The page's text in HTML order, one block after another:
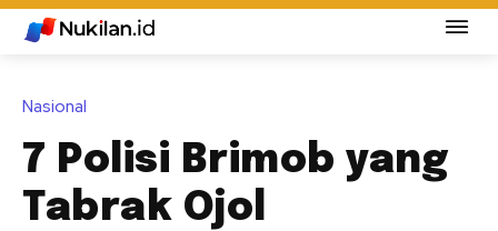
Nasional
7 Polisi Brimob yang
Tabrak Ojol